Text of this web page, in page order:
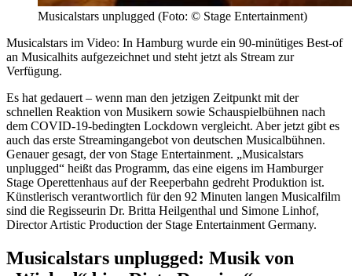
Musicalstars unplugged (Foto: © Stage Entertainment)
Musicalstars im Video: In Hamburg wurde ein 90-minütiges Best-of
an Musicalhits aufgezeichnet und steht jetzt als Stream zur
Verfügung.
Es hat gedauert – wenn man den jetzigen Zeitpunkt mit der
schnellen Reaktion von Musikern sowie Schauspielbühnen nach
dem COVID-19-bedingten Lockdown vergleicht. Aber jetzt gibt es
auch das erste Streamingangebot von deutschen Musicalbühnen.
Genauer gesagt, der von Stage Entertainment. „Musicalstars
unplugged“ heißt das Programm, das eine eigens im Hamburger
Stage Operettenhaus auf der Reeperbahn gedreht Produktion ist.
Künstlerisch verantwortlich für den 92 Minuten langen Musicalfilm
sind die Regisseurin Dr. Britta Heilgenthal und Simone Linhof,
Director Artistic Production der Stage Entertainment Germany.
Musicalstars unplugged: Musik von